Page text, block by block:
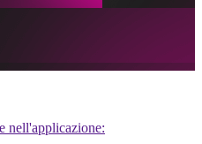
nell'applicazione: